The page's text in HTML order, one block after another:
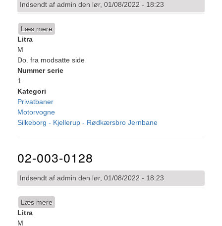
Indsendt afadmin den lør, 01/08/2022 - 18:23
Læs mere
0129
Litra
M
Do. fra modsatte side
Nummer serie
1
Kategori
Privatbaner
Motorvogne
Silkeborg - Kjellerup - Rødkærsbro Jernbane
02-003-0128
Indsendt afadmin den lør, 01/08/2022 - 18:23
Læs mere
Litra
M